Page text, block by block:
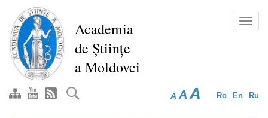
Перейти
основному
содержанию
Academia
de Științe
a Moldovei
Ro En Ru
A A A